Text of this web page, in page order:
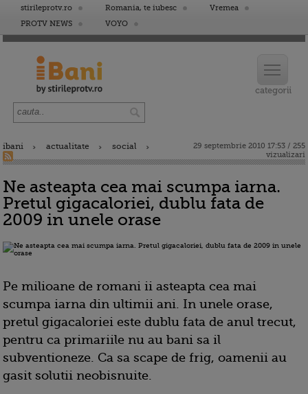
stirileprotv.ro Romania, te iubesc
Vremea
PROTV NEWS
VOYO
ibani actualitate social
29 septembrie 2010 17:53 / 255
vizualizari
Ne asteapta cea mai scumpa iarna.
Pretul gigacaloriei, dublu fata de
2009 in unele orase
Pe milioane de romani ii asteapta cea mai
scumpa iarna din ultimii ani. In unele orase,
pretul gigacaloriei este dublu fata de anul trecut,
pentru ca primariile nu au bani sa il
subventioneze. Ca sa scape de frig, oamenii au
gasit solutii neobisnuite.